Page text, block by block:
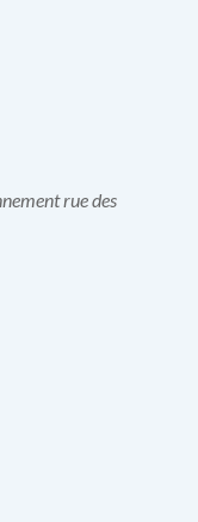
rue des